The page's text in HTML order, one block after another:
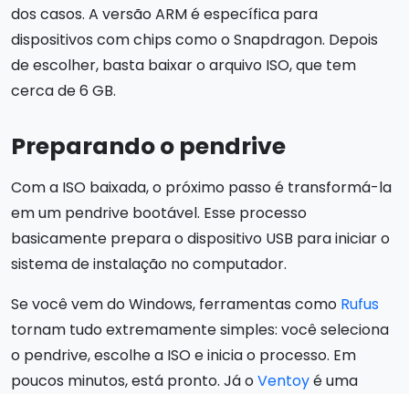
dos casos. A versão ARM é específica para
dispositivos com chips como o Snapdragon. Depois
de escolher, basta baixar o arquivo ISO, que tem
cerca de 6 GB.
Preparando o pendrive
Com a ISO baixada, o próximo passo é transformá-la
em um pendrive bootável. Esse processo
basicamente prepara o dispositivo USB para iniciar o
sistema de instalação no computador.
Se você vem do Windows, ferramentas como Rufus
tornam tudo extremamente simples: você seleciona
o pendrive, escolhe a ISO e inicia o processo. Em
poucos minutos, está pronto. Já oVentoyé uma